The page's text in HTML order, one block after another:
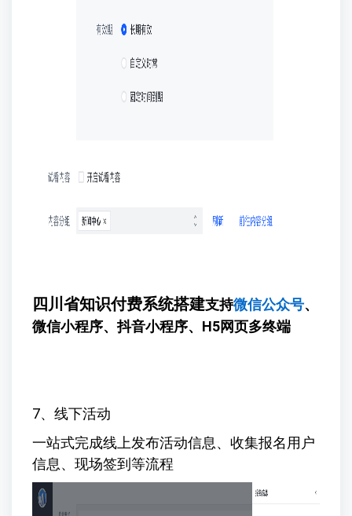
四川省知识付费系统搭建支持微信公众号、
微信小程序、抖音小程序、H5网页多终端
7、线下活动
一站式完成线上发布活动信息、收集报名用户
信息、现场签到等流程